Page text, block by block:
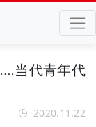
当代青年代
2020.11.22